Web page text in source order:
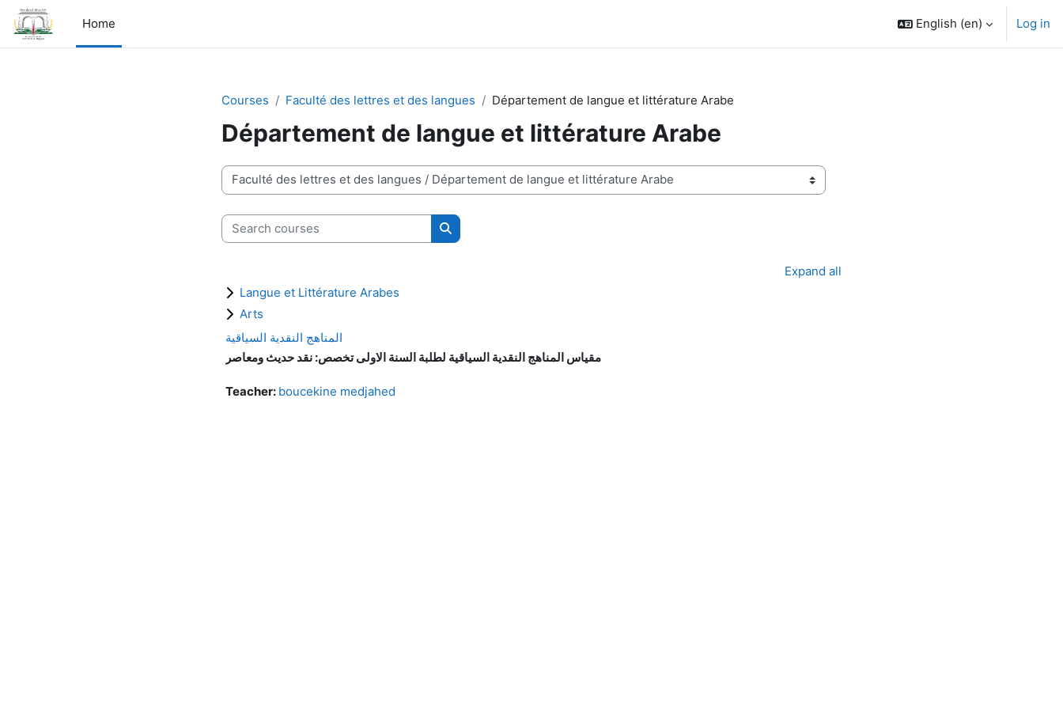
Skip to main content
Home
English ‎(en)‎ Log in
Courses Faculté des lettres et des langues Département de langue et littérature Arabe
Département de langue et littérature Arabe
Course categories
Search courses
Search courses
Expand all
Langue et Littérature Arabes
Arts
المناهج النقدية السياقية
مقياس المناهج النقدية السياقية لطلبة السنة الاولى تخصص: نقد حديث ومعاصر
Teacher: boucekine medjahed